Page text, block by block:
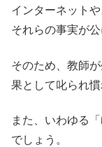
インターネット
それらの事実が
そのため、教師
果として叱られ
また、いわゆる
でしょう。